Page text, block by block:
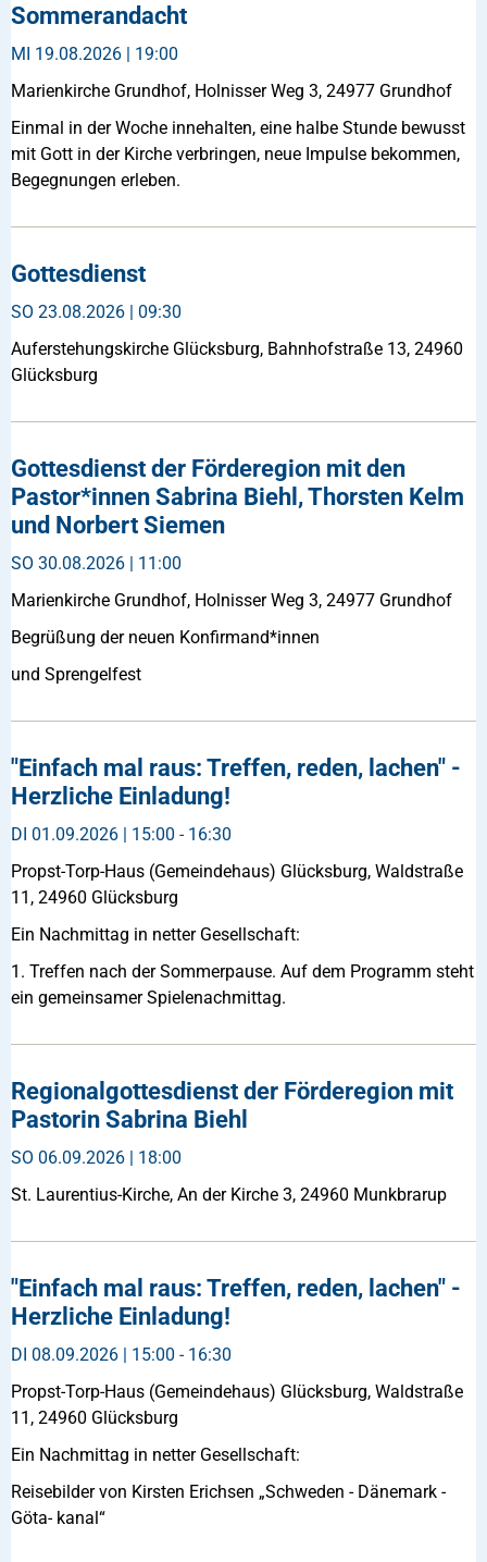
Sommerandacht
MI 19.08.2026 | 19:00
Marienkirche Grundhof, Holnisser Weg 3, 24977 Grundhof
Einmal in der Woche innehalten, eine halbe Stunde bewusst
mit Gott in der Kirche verbringen, neue Impulse bekommen,
Begegnungen erleben.
Gottesdienst
SO 23.08.2026 | 09:30
Auferstehungskirche Glücksburg, Bahnhofstraße 13, 24960
Glücksburg
Gottesdienst der Förderegion mit den
Pastor*innen Sabrina Biehl, Thorsten Kelm
und Norbert Siemen
SO 30.08.2026 | 11:00
Marienkirche Grundhof, Holnisser Weg 3, 24977 Grundhof
Begrüßung der neuen Konfirmand*innen
und Sprengelfest
"Einfach mal raus: Treffen, reden, lachen" -
Herzliche Einladung!
DI 01.09.2026 | 15:00 - 16:30
Propst-Torp-Haus (Gemeindehaus) Glücksburg, Waldstraße
11, 24960 Glücksburg
Ein Nachmittag in netter Gesellschaft:
1. Treffen nach der Sommerpause. Auf dem Programm steht
ein gemeinsamer Spielenachmittag.
Regionalgottesdienst der Förderegion mit
Pastorin Sabrina Biehl
SO 06.09.2026 | 18:00
St. Laurentius-Kirche, An der Kirche 3, 24960 Munkbrarup
"Einfach mal raus: Treffen, reden, lachen" -
Herzliche Einladung!
DI 08.09.2026 | 15:00 - 16:30
Propst-Torp-Haus (Gemeindehaus) Glücksburg, Waldstraße
11, 24960 Glücksburg
Ein Nachmittag in netter Gesellschaft:
Reisebilder von Kirsten Erichsen „Schweden - Dänemark -
Göta- kanal“